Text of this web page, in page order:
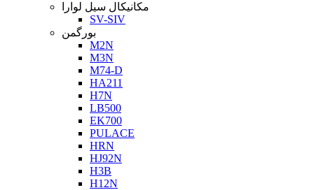
مکانیکال سیل لوارا
SV-SIV
بورگمن
M2N
M3N
M74-D
HA211
H7N
LB500
EK700
PULACE
HRN
HJ92N
H3B
H12N